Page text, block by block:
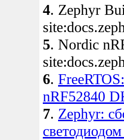
4. Zephyr
5. Nordic
6.
nRF52840
7. Zephyr: